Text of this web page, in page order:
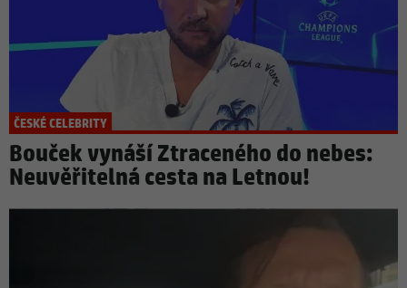
ČESKÉ CELEBRITY
Bouček vynáší Ztraceného do nebes:
Neuvěřitelná cesta na Letnou!